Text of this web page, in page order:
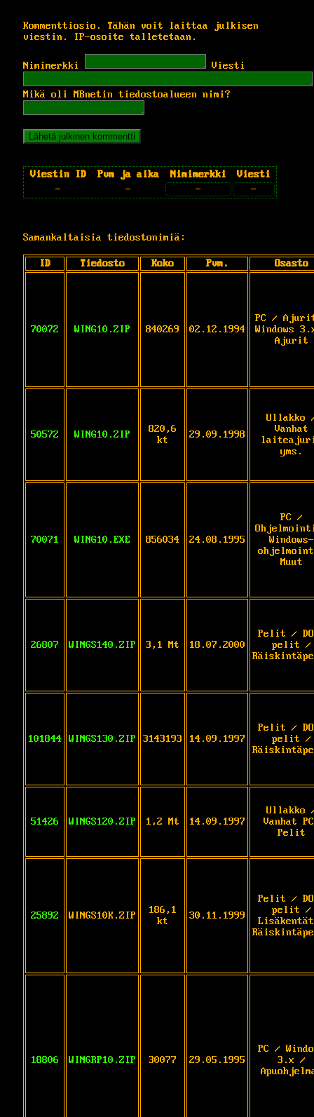
Kommenttiosio. Tähän voit laittaa julkisen
viestin. IP-osoite talletetaan.
Nimimerkki Viesti
Mikä oli MBnetin tiedostoalueen nimi?
Viestin ID Pvm ja aika Nimimerkki
Viesti
-
- - -
Samankaltaisia tiedostonimiä:
ID Tiedosto Koko Pvm. Osasto
70072 WING10.ZIP 840269 02.12.1994
PC /
Windows
Ajurit
50572 WING10.ZIP
820,6
kt
29.09.1998
Ullakko
Vanhat
yms.
70071 WING10.EXE 856034 24.08.1995
PC /
Windows-
Muut
26807 WINGS140.ZIP 3,1 Mt 18.07.2000
Pelit /
pelit /
101844 WINGS130.ZIP 3143193 14.09.1997
Pelit /
pelit /
51426 WINGS120.ZIP 1,2 Mt 14.09.1997
Ullakko
Vanhat
Pelit
25892 WINGS10K.ZIP
186,1
kt
30.11.1999
Pelit /
pelit /
18806 WINGRP10.ZIP 30077 29.05.1995
PC /
3.x /